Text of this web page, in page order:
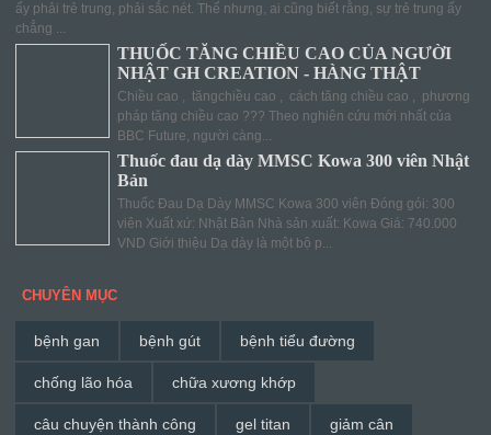
ấy phải trẻ trung, phải sắc nét. Thế nhưng, ai cũng biết rằng, sự trẻ trung ấy
chẳng ...
THUỐC TĂNG CHIỀU CAO CỦA NGƯỜI
NHẬT GH CREATION - HÀNG THẬT
Chiều cao , tăngchiều cao , cách tăng chiều cao , phương
pháp tăng chiều cao ??? Theo nghiên cứu mới nhất của
BBC Future, người càng...
Thuốc đau dạ dày MMSC Kowa 300 viên Nhật
Bản
Thuốc Đau Dạ Dày MMSC Kowa 300 viên Đóng gói: 300
viên Xuất xứ: Nhật Bản Nhà sản xuất: Kowa Giá: 740.000
VND Giới thiệu Dạ dày là một bộ p...
CHUYÊN MỤC
bệnh gan bệnh gút bệnh tiểu đường
chống lão hóa chữa xương khớp
câu chuyện thành công gel titan giảm cân